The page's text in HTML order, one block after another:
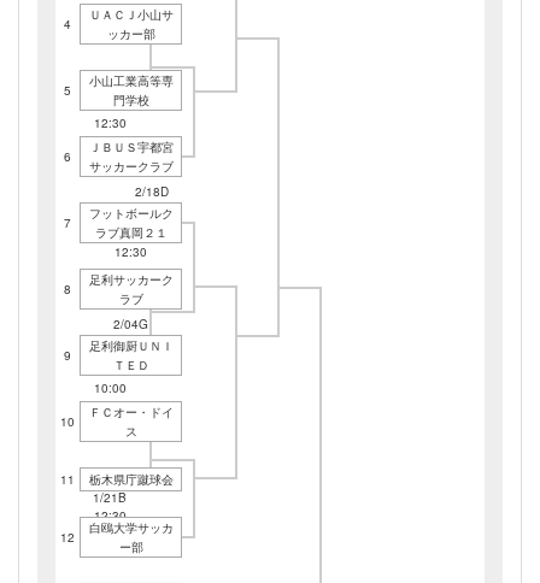
2/18D
12:30
4
ＵＡＣＪ小山サ
ッカー部
1/21E
12:30
5
小山工業高等専
門学校
1/28E
12:30
6
ＪＢＵＳ宇都宮
サッカークラブ
7
フットボールク
ラブ真岡２１
2/04G
10:00
8
足利サッカーク
ラブ
1/21B
10:00
9
足利御厨ＵＮＩ
ＴＥＤ
10
ＦＣオー・ドイ
ス
1/21B
12:30
11 栃木県庁蹴球会
12
白鴎大学サッカ
ー部